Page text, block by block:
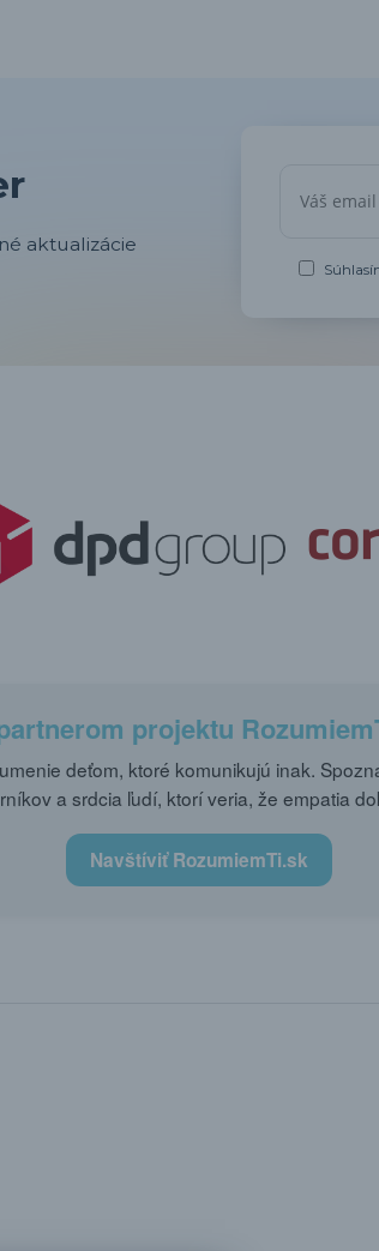
aktualizácie
projektu
deťom, ktoré komunikujú inak.
a srdcia ľudí, ktorí veria, že empatia
Navštíviť RozumiemTi.sk